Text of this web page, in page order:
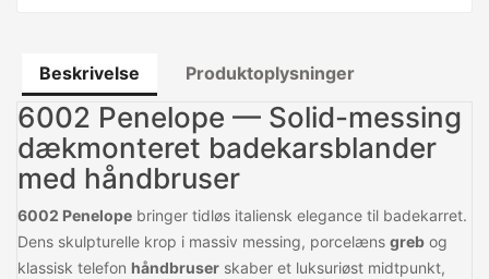
Beskrivelse Produktoplysninger
6002 Penelope — Solid-messing
dækmonteret badekarsblander
med håndbruser
6002 Penelope bringer tidløs italiensk elegance til badekarret.
Dens skulpturelle krop i massiv messing, porcelæns greb og
klassisk telefon håndbruser skaber et luksuriøst midtpunkt,